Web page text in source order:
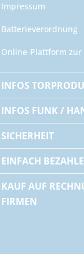
Impressum
Batterieverordnung
Online-Plattform
INFOS
INFOS FUNK /
SICHERHEIT
EINFACH
KAUF AUF
FIRMEN